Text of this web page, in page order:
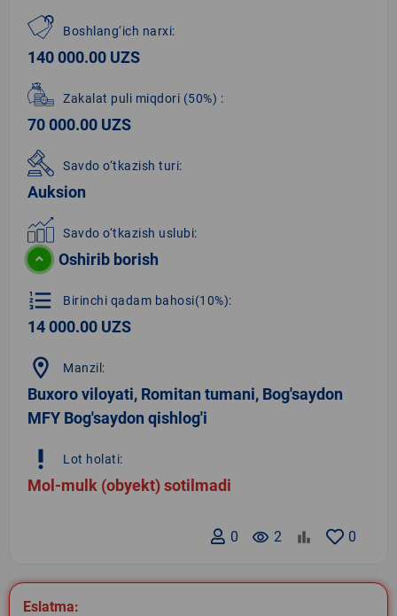
Boshlang‘ich narxi:
140 000.00 UZS
Zakalat puli miqdori (50%) :
70 000.00 UZS
Savdo o‘tkazish turi:
Auksion
Savdo o‘tkazish uslubi:
Oshirib borish
format_list_numbered Birinchi qadam bahosi(10%):
14 000.00 UZS
location_on Manzil:
Buxoro viloyati, Romitan tumani, Bog'saydon
MFY Bog'saydon qishlog'i
priority_high Lot holati:
Mol-mulk (obyekt) sotilmadi
0
remove_red_eye 2
0
Eslatma: